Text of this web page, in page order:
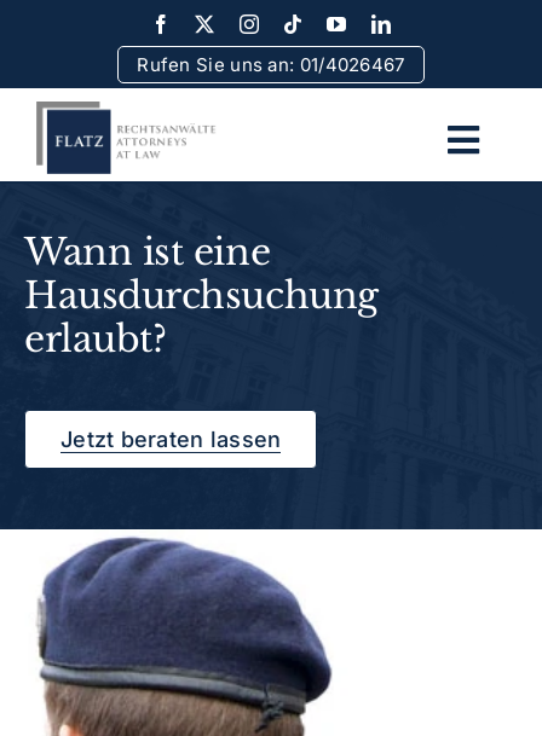
content
Rufen Sie uns an: 01/4026467
Team
Erfolge
Rechtsinformationen
Kosten
Kontakt
Wann ist eine
Hausdurchsuchung
erlaubt?
Jetzt beraten lassen